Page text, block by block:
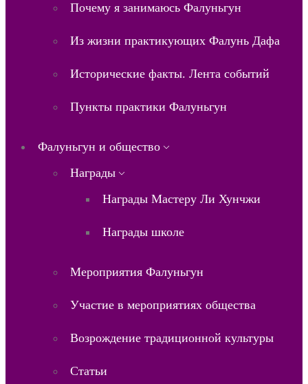
Почему я занимаюсь Фалуньгун
Из жизни практикующих Фалунь Дафа
Исторические факты. Лента событий
Пункты практики Фалуньгун
Фалуньгун и общество
Награды
Награды Мастеру Ли Хунчжи
Награды школе
Мероприятия Фалуньгун
Участие в мероприятиях общества
Возрождение традиционной культуры
Статьи